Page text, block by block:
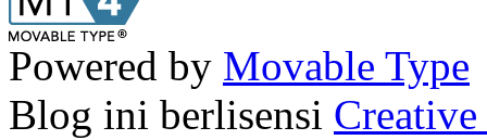
Powered by Movable Type
Blog ini berlisensi